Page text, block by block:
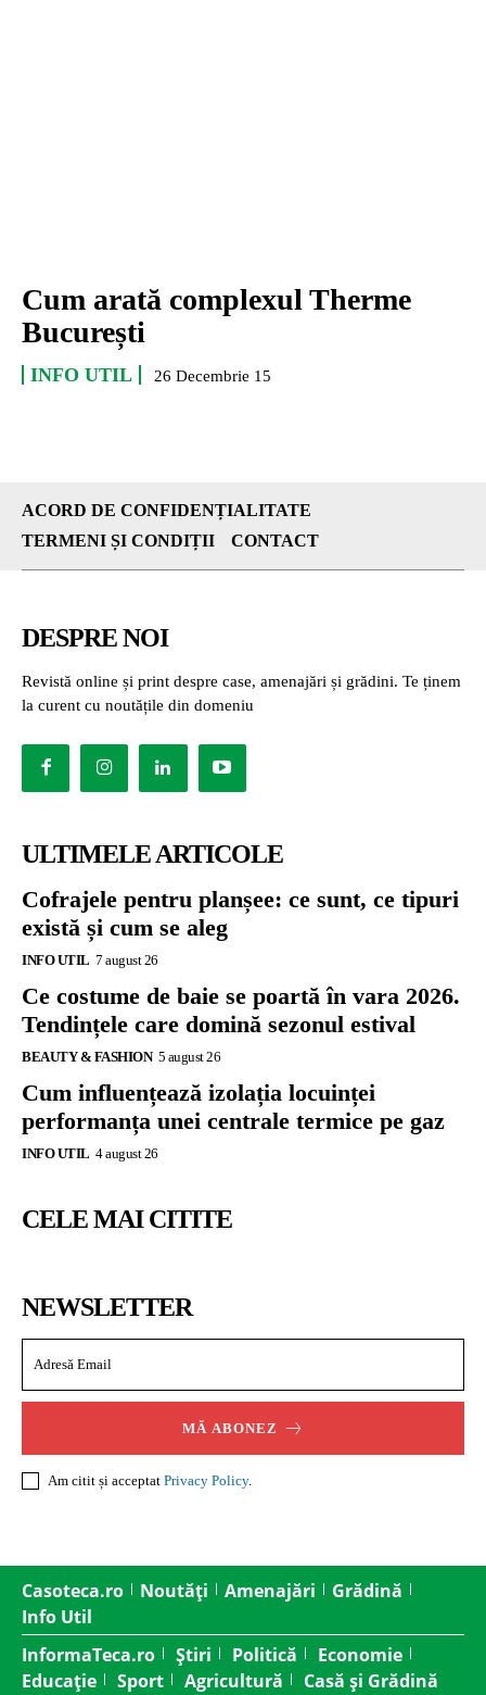
Cum arată complexul Therme
București
INFO UTIL 26 Decembrie 15
ACORD DE CONFIDENȚIALITATE
TERMENI ȘI CONDIȚII
CONTACT
DESPRE NOI
Revistă online și print despre case, amenajări și grădini. Te ținem
la curent cu noutățile din domeniu
ULTIMELE ARTICOLE
Cofrajele pentru planșee: ce sunt, ce tipuri
există și cum se aleg
INFO UTIL 7 august 26
Ce costume de baie se poartă în vara 2026.
Tendințele care domină sezonul estival
BEAUTY & FASHION 5 august 26
Cum influențează izolația locuinței
performanța unei centrale termice pe gaz
INFO UTIL 4 august 26
CELE MAI CITITE
NEWSLETTER
MĂ ABONEZ
Am citit și acceptat Privacy Policy.
Casoteca.ro Noutăți Amenajări
Grădină
Info Util
InformaTeca.ro
Știri Politică
Economie
Educație
Sport Agricultură Casă și Grădină